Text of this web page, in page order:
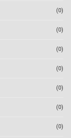
(0)
(0)
(0)
(0)
(0)
(0)
(0)